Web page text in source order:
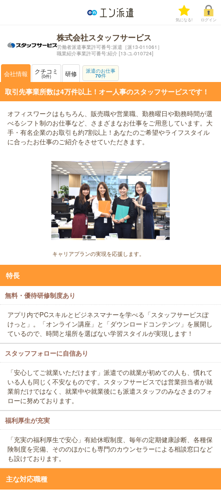
気になる! ログイン
株式会社スタッフサービス
労働者派遣事業許可番号:派遣［派13-011061］
職業紹介事業許可番号:紹介 [13-ユ-010724]
会社情報 クチコミ
0件 研修 派遣のお仕事
70件
取引先事業所数は4万件以上！オー人事のスタッフサービスです！
オフィスワークはもちろん、販売職や営業職、勤務曜日や勤務時間が選
べるシフト制のお仕事など、さまざまなお仕事をご用意しています。大
手・有名企業のお取引も約7割以上！あなたのご希望やライフスタイル
に合ったお仕事のご紹介をさせていただきます。
キャリアプランの実現を応援します。
特長
無料・優待研修制度あり
アプリ内でPCスキルとビジネスマナーを学べる「スタッフサービスぽ
けっと」。「オンライン講座」と「ダウンロードコンテンツ」を展開し
ているので、時間と場所を選ばない学習スタイルが実現します！
スタッフフォローに自信あり
「安心してご就業いただけます」派遣での就業が初めての人も、慣れて
いる人も同じく不安なものです。スタッフサービスでは営業担当者が就
業前だけではなく、就業中や就業後にも派遣スタッフのみなさまのフォ
ローに努めております。
福利厚生が充実
「充実の福利厚生で安心」有給休暇制度、毎年の定期健康診断、各種保
険制度を完備、そののほかにも専門のカウンセラーによる相談窓口など
も設けております。
主な対応職種